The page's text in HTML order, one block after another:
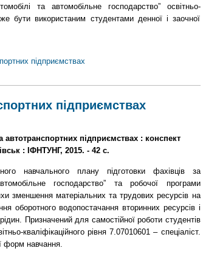
та автомобільне господарство” освітньо-
бути використаним студентами денної і заочної
підприємствах
підприємствах
автотранспортних підприємствах : конспект
: ІФНТУНГ, 2015. - 42 с.
навчального плану підготовки фахівців за
господарство” та робочої програми
зменшення матеріальних та трудових ресурсів на
оборотного водопостачання вторинних ресурсів і
Призначений для самостійної роботи студентів
кваліфікаційного рівня 7.07010601 – спеціаліст.
форм навчання.